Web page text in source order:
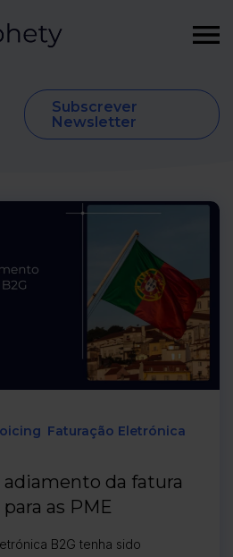
Subscrever
Newsletter
Faturação Eletrónica
adiamento da fatura
as PME
B2G tenha sido